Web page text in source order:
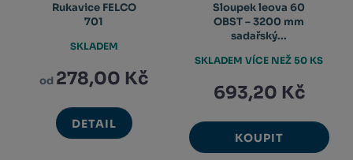
Rukavice FELCO
701
od 278,00 Kč
DETAIL
SKLADEM
Sloupek leova 60
OBST – 3200 mm
sadařský...
693,20 Kč
KOUPIT
SKLADEM VÍCE NEŽ 50 KS